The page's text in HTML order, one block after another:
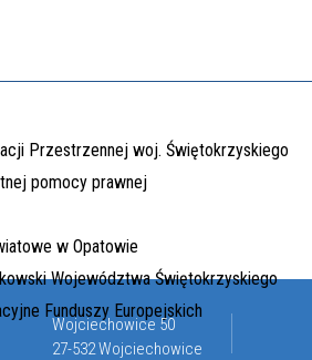
Wojciechowice 50
27-532 Wojciechowice